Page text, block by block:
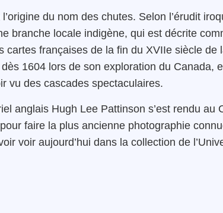
du nom des chutes. Selon l’érudit
branche locale indigène, qui est décrite
cartes françaises de la fin du XVIIe siècle de
1604 lors de son exploration du Canada,
vu des cascades spectaculaires.
anglais Hugh Lee Pattinson s’est rendu au
faire la plus ancienne photographie
voir aujourd’hui dans la collection de